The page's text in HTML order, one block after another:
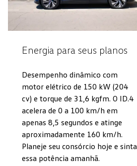
Energia para seus planos
Desempenho dinâmico com
motor elétrico de 150 kW (204
cv) e torque de 31,6 kgfm. O ID.4
acelera de 0 a 100 km/h em
apenas 8,5 segundos e atinge
aproximadamente 160 km/h.
Planeje seu consórcio hoje e sinta
essa potência amanhã.